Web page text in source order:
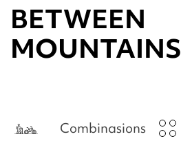
BETWEEN
MOUNTAINS
Combinasions